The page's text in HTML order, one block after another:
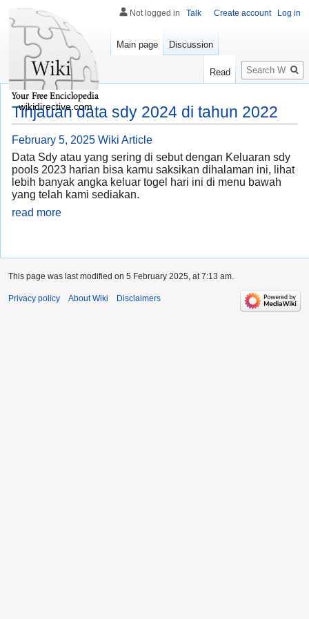
Tinjauan data sdy 2024 di tahun 2022
February 5, 2025 Wiki Article
Data Sdy atau yang sering di sebut dengan Keluaran sdy
pools 2023 harian bisa kamu saksikan dihalaman ini, lihat
lebih banyak angka keluar togel hari ini di menu bawah
yang telah kami sediakan.
read more
Not logged in Talk Create account Log in
Main page Discussion
Read
Search
wikidirective.com
This page was last modified on 5 February 2025, at 7:13 am.
Privacy policy About Wiki Disclaimers